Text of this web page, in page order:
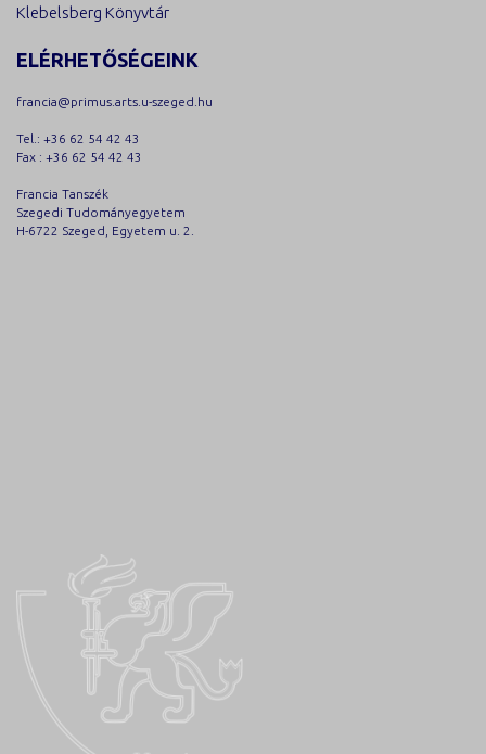
Klebelsberg Könyvtár
ELÉRHETŐSÉGEINK
francia@primus.arts.u-szeged.hu
Tel.: +36 62 54 42 43
Fax : +36 62 54 42 43
Francia Tanszék
Szegedi Tudományegyetem
H-6722 Szeged, Egyetem u. 2.